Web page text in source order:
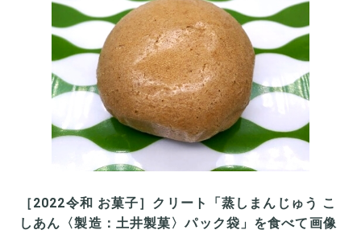
［2022令和 お菓子］クリート「蒸しまんじゅう こ
しあん〈製造：土井製菓〉パック袋」を食べて画像